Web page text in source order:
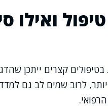
ואילו
קצרים ייתכן
יותר, לרוב שמים לב גם